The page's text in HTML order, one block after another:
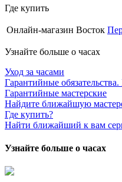
Где купить
Онлайн-магазин Восток
Узнайте больше о часах
Уход за часами
Гарантийные
Гарантийные мастерские
Найдите ближайшую
Где купить?
Найти ближайший к вам
Узнайте больше о часах